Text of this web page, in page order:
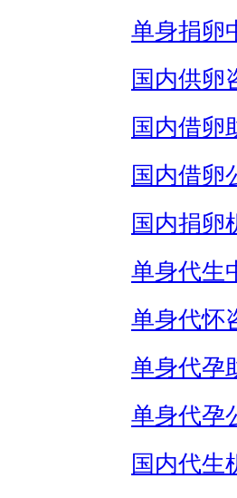
单身捐卵
国内供卵
国内借卵
国内借卵
国内捐卵
单身代生
单身代怀
单身代孕
单身代孕
国内代生